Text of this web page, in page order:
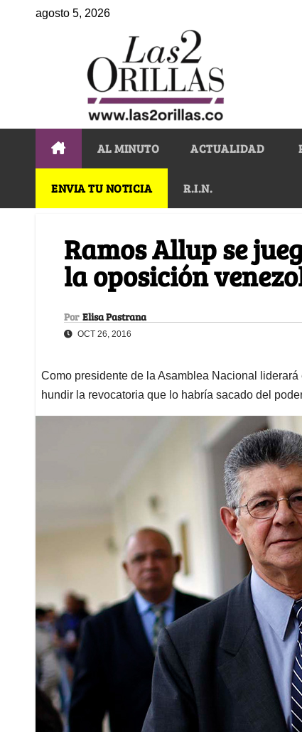
agosto 5, 2026
AL MINUTO ACTUALIDAD
ENVIA TU NOTICIA R.I.N.
Ramos Allup se
la oposición
Por Elisa Pastrana
OCT 26, 2016
Como presidente de la Asamblea Nacional
hundir la revocatoria que lo habría sacado del